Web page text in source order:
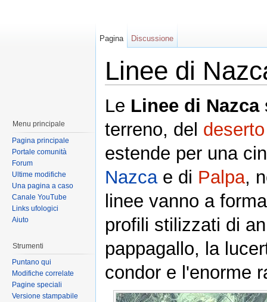
Linee di
Le Linee di Nazca
terreno, del
estende per una
Nazcae di Palpa,
linee vanno a
profili stilizzati di
pappagallo, la
condor e l'enorme
Pagina Discussione
Menu principale
Pagina principale
Portale comunità
Forum
Ultime modifiche
Una pagina a caso
Canale YouTube
Links ufologici
Aiuto
Strumenti
Puntano qui
Modifiche correlate
Pagine speciali
Versione stampabile